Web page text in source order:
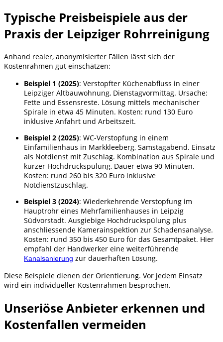
Typische Preisbeispiele aus der
Praxis der Leipziger Rohrreinigung
Anhand realer, anonymisierter Fällen lässt sich der
Kostenrahmen gut einschätzen:
Beispiel 1 (2025): Verstopfter Küchenabfluss in einer
Leipziger Altbauwohnung, Dienstagvormittag. Ursache:
Fette und Essensreste. Lösung mittels mechanischer
Spirale in etwa 45 Minuten. Kosten: rund 130 Euro
inklusive Anfahrt und Arbeitszeit.
Beispiel 2 (2025): WC-Verstopfung in einem
Einfamilienhaus in Markkleeberg, Samstagabend. Einsatz
als Notdienst mit Zuschlag. Kombination aus Spirale und
kurzer Hochdruckspülung, Dauer etwa 90 Minuten.
Kosten: rund 260 bis 320 Euro inklusive
Notdienstzuschlag.
Beispiel 3 (2024): Wiederkehrende Verstopfung im
Hauptrohr eines Mehrfamilienhauses in Leipzig
Südvorstadt. Ausgiebige Hochdruckspülung plus
anschliessende Kamerainspektion zur Schadensanalyse.
Kosten: rund 350 bis 450 Euro für das Gesamtpaket. Hier
empfahl der Handwerker eine weiterführende
Kanalsanierung zur dauerhaften Lösung.
Diese Beispiele dienen der Orientierung. Vor jedem Einsatz
wird ein individueller Kostenrahmen besprochen.
Unseriöse Anbieter erkennen und
Kostenfallen vermeiden